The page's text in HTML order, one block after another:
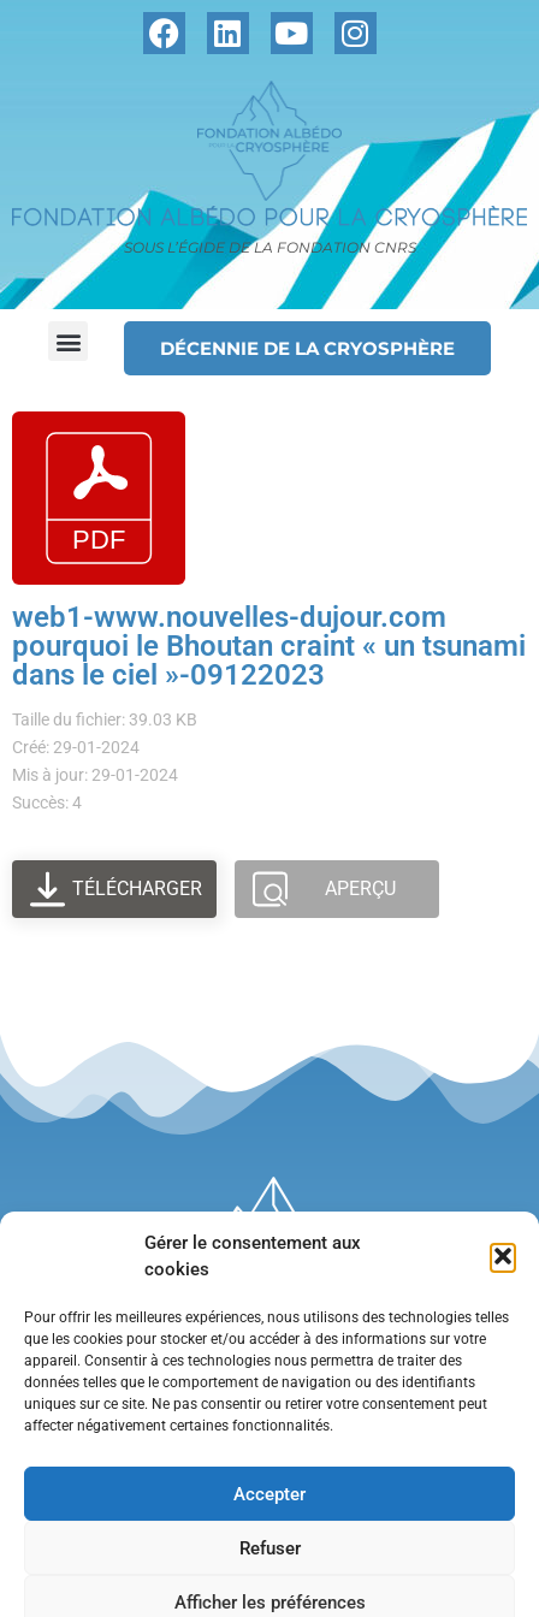
Gérer le consentement aux
cookies
Pour offrir les meilleures expériences, nous utilisons des technologies telles
que les cookies pour stocker et/ou accéder à des informations sur votre
appareil. Consentir à ces technologies nous permettra de traiter des
données telles que le comportement de navigation ou des identifiants
uniques sur ce site. Ne pas consentir ou retirer votre consentement peut
affecter négativement certaines fonctionnalités.
Accepter
Refuser
Afficher les préférences
SOUS L’ÉGIDE DE LA FONDATION CNRS
DÉCENNIE DE LA CRYOSPHÈRE
web1-www.nouvelles-dujour.com
pourquoi le Bhoutan craint « un tsunami
dans le ciel »-09122023
Taille du fichier: 39.03 KB
Créé: 29-01-2024
Mis à jour: 29-01-2024
Succès: 4
TÉLÉCHARGER APERÇU
•Contact